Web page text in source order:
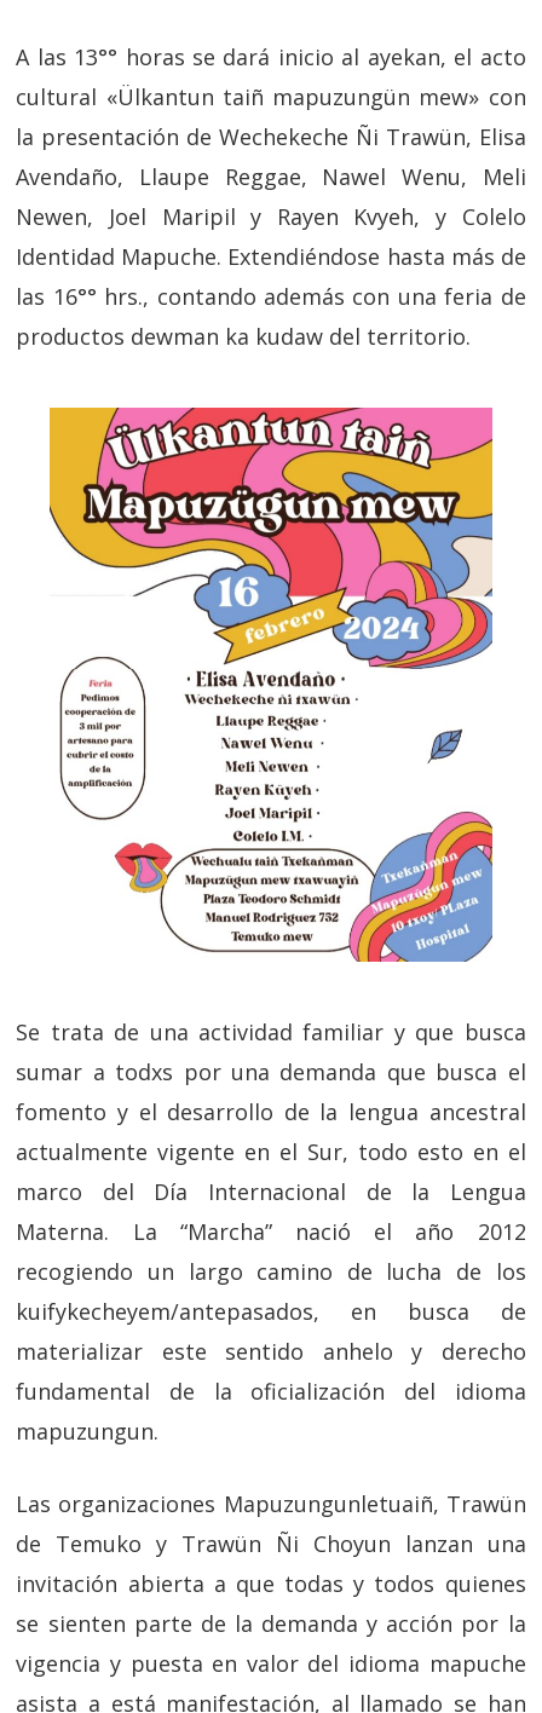
A las 13°° horas se dará inicio al ayekan, el acto
cultural «Ülkantun taiñ mapuzungün mew» con
la presentación de Wechekeche Ñi Trawün, Elisa
Avendaño, Llaupe Reggae, Nawel Wenu, Meli
Newen, Joel Maripil y Rayen Kvyeh, y Colelo
Identidad Mapuche. Extendiéndose hasta más de
las 16°° hrs., contando además con una feria de
productos dewman ka kudaw del territorio.
Se trata de una actividad familiar y que busca
sumar a todxs por una demanda que busca el
fomento y el desarrollo de la lengua ancestral
actualmente vigente en el Sur, todo esto en el
marco del Día Internacional de la Lengua
Materna. La “Marcha” nació el año 2012
recogiendo un largo camino de lucha de los
kuifykecheyem/antepasados, en busca de
materializar este sentido anhelo y derecho
fundamental de la oficialización del idioma
mapuzungun.
Las organizaciones Mapuzungunletuaiñ, Trawün
de Temuko y Trawün Ñi Choyun lanzan una
invitación abierta a que todas y todos quienes
se sienten parte de la demanda y acción por la
vigencia y puesta en valor del idioma mapuche
asista a está manifestación, al llamado se han